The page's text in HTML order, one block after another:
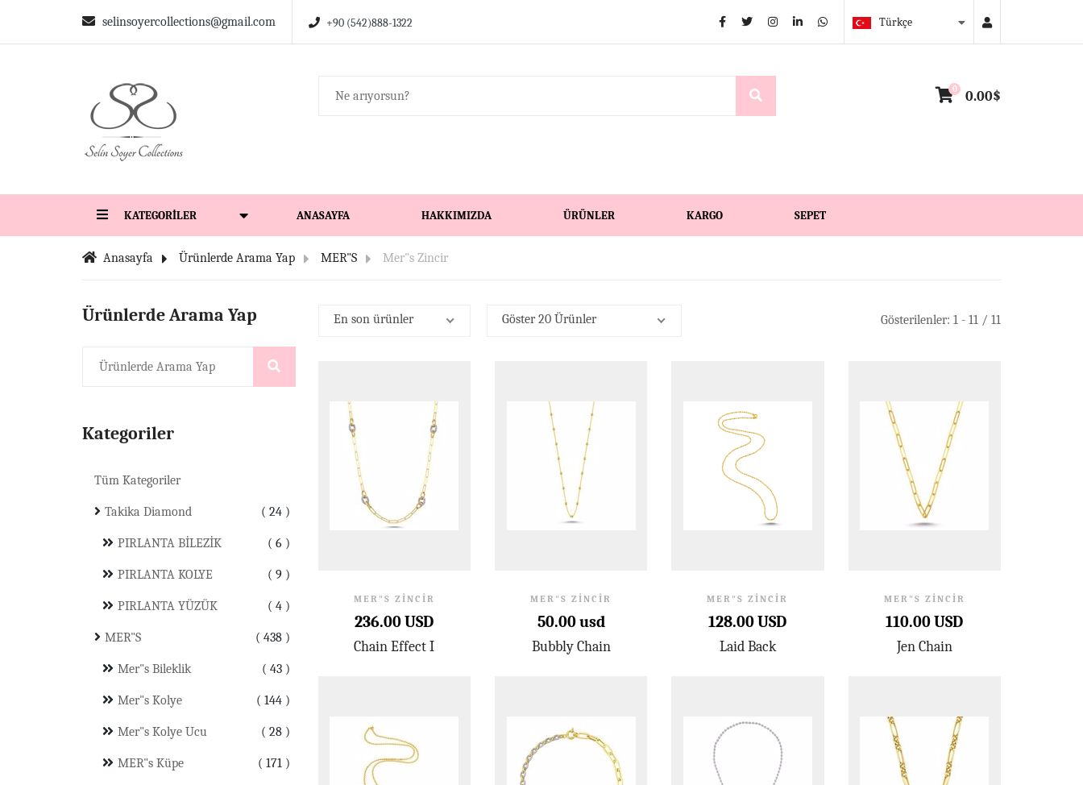
selinsoyercollections@gmail.com +90 (542)888-1322 Türkçe
0 0.00$
KATEGORILER ANASAYFA HAKKIMIZDA ÜRÜNLER KARGO SEPET
Anasayfa Ürünlerde Arama Yap MER"S Mer"s Zincir
Ürünlerde Arama Yap
Kategoriler
Tüm Kategoriler
24
Takika Diamond
6
PIRLANTA BİLEZİK
9
PIRLANTA KOLYE
4
PIRLANTA YÜZÜK
438
MER"S
43
Mer"s Bileklik
144
Mer"s Kolye
28
Mer"s Kolye Ucu
171
MER"s Küpe
En son ürünler Göster 20 Ürünler Gösterilenler: 1 - 11 / 11
MER"S ZINCIR
236.00 USD
Chain Effect I
MER"S ZINCIR
50.00 usd
Bubbly Chain
MER"S ZINCIR
128.00 USD
Laid Back
MER"S ZINCIR
110.00 USD
Jen Chain